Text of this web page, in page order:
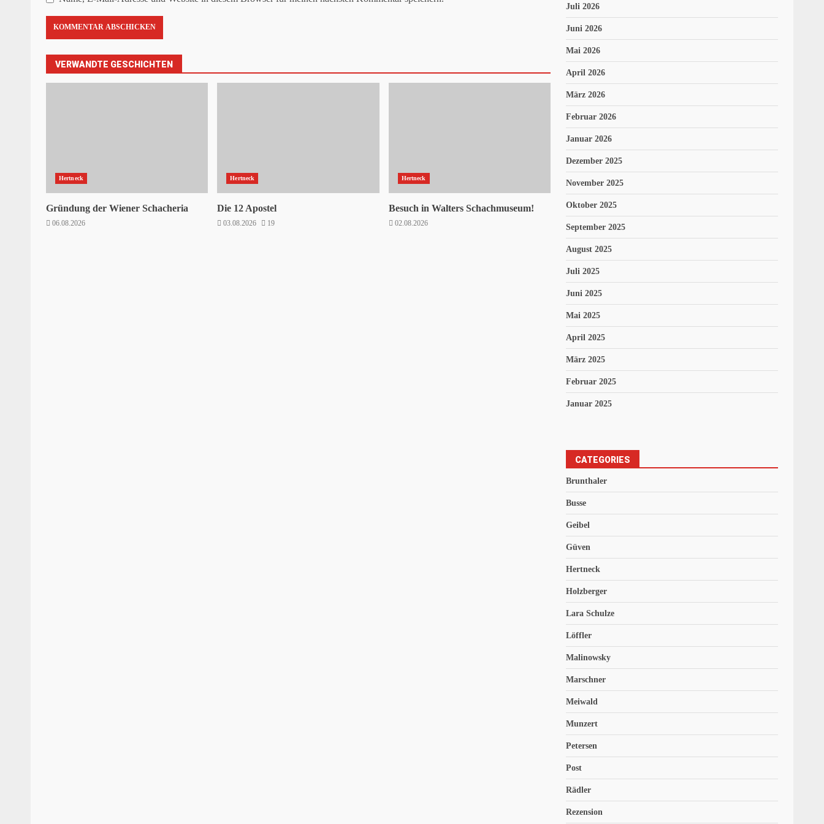
VERWANDTE GESCHICHTEN
Hertneck
Gründung der Wiener Schacheria
06.08.2026
Hertneck
Die 12 Apostel
03.08.2026 19
Hertneck
Besuch in Walters Schachmuseum!
02.08.2026
Juli 2026
Juni 2026
Mai 2026
April 2026
März 2026
Februar 2026
Januar 2026
Dezember 2025
November 2025
Oktober 2025
September 2025
August 2025
Juli 2025
Juni 2025
Mai 2025
April 2025
März 2025
Februar 2025
Januar 2025
CATEGORIES
Brunthaler
Busse
Geibel
Güven
Hertneck
Holzberger
Lara Schulze
Löffler
Malinowsky
Marschner
Meiwald
Munzert
Petersen
Post
Rädler
Rezension